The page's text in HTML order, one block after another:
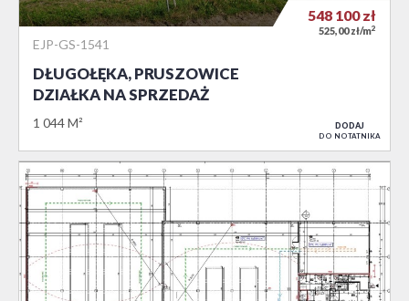
EJP-GS-1541
DŁUGOŁĘKA, PRUSZOWICE
DZIAŁKA NA SPRZEDAŻ
1 044 M²
548 100zł
525,00 zł/m2
DODAJ
DO NOTATNIKA